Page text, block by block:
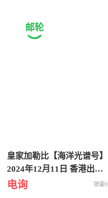
邮轮

皇家加勒比【海洋光谱号】
2024年12月11日 香港出发
到越南芽庄5天4晚邮轮旅
电询 销量0